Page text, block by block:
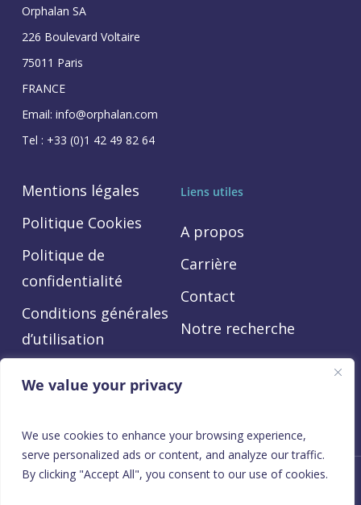
We value your privacy
We use cookies to enhance your browsing experience,
serve personalized ads or content, and analyze our traffic.
By clicking "Accept All", you consent to our use of cookies.
Orphalan SA
226 Boulevard Voltaire
75011 Paris
FRANCE
Email: info@orphalan.com
Tel : +33 (0)1 42 49 82 64
Mentions légales
Politique Cookies
Politique de
confidentialité
Conditions générales
d’utilisation
Liens utiles
A propos
Carrière
Contact
Notre recherche
© 2026 Orphalan SA. All rights reserved | Website services